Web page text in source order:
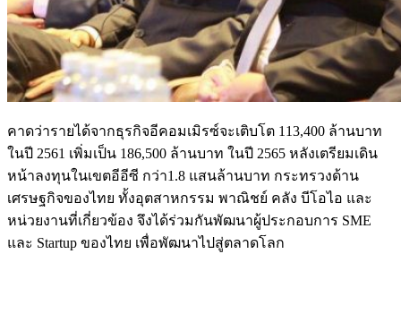
คาดว่ารายได้จากธุรกิจอีคอมเมิรซ์จะเติบโต 113,400 ล้านบาท
ในปี 2561 เพิ่มเป็น 186,500 ล้านบาท ในปี 2565 หลังเตรียมเดิน
หน้าลงทุนในเขตอีอีซี กว่า1.8 แสนล้านบาท กระทรวงด้าน
เศรษฐกิจของไทย ทั้งอุตสาหกรรม พาณิชย์ คลัง บีโอไอ และ
หน่วยงานที่เกี่ยวข้อง จึงได้ร่วมกันพัฒนาผู้ประกอบการ SME
และ Startup ของไทย เพื่อพัฒนาไปสู่ตลาดโลก